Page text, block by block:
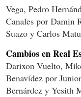
Vega, Pedro
Canales por Damin
Suazo y Carlos
Cambios en Real
Darixon Vuelto,
Benavídez por
Bernárdez y Yesith